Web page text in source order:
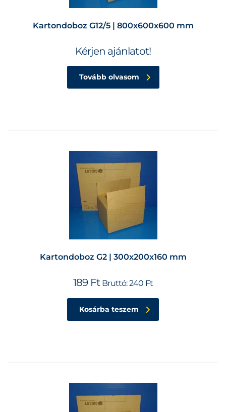
Kartondoboz G12/5 | 800x600x600 mm
Kérjen ajánlatot!
Tovább olvasom
Kartondoboz G2 | 300x200x160 mm
189 Ft Bruttó:240 Ft
Kosárba teszem